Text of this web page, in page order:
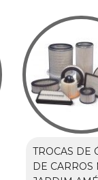
TROCAS DE
DE CARROS